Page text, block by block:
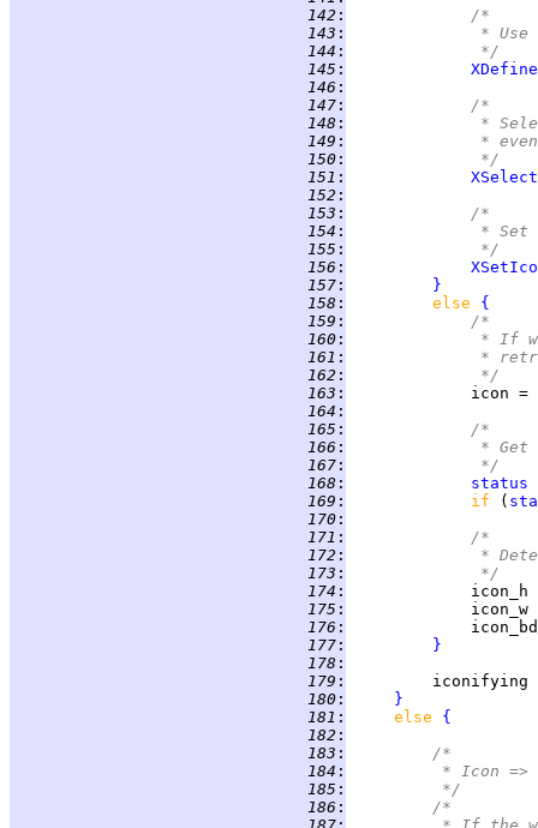
142 :
/*
143 :
* Use
144 :
             */
145 :
146 :
147 :
/*
148 :
*
149 :
*
150 :
             */
151 :
152 :
153 :
/*
154 :
* Set
155 :
             */
156 :
157 :
}
158 : else {
159 :
/*
160 :
* If
161 :
*
162 :
             */
163 :
164 :
165 :
/*
166 :
* Get
167 :
             */
168 : status
169 : if (
170 :
171 :
/*
172 :
*
173 :
             */
174 :
175 :
176 :
177 :
}
178 :
179 :
180 :
}
181 : else {
182 :
183 :
/*
184 :
* Icon =>
185 :
         */
186 :
/*